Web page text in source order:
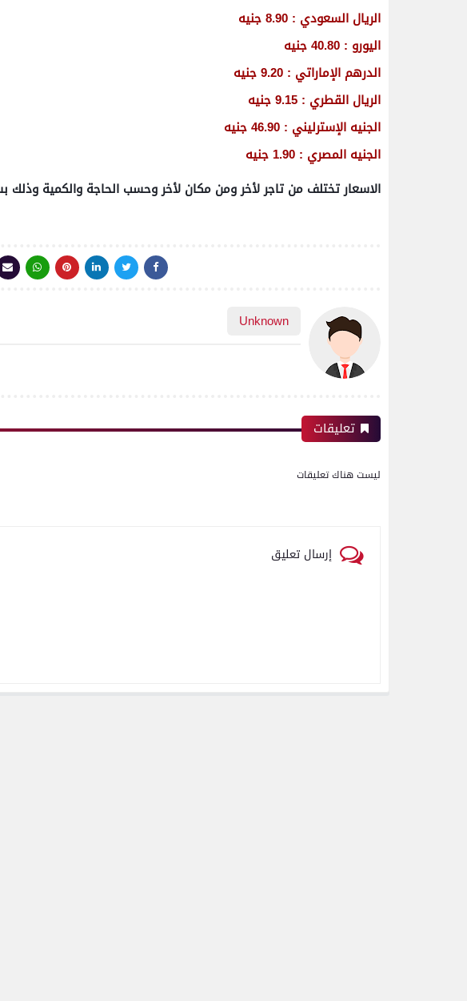
الريال السعودي : 8.90 جنيه
اليورو : 40.80 جنيه
الدرهم الإماراتي : 9.20 جنيه
الريال القطري : 9.15 جنيه
الجنيه الإسترليني : 46.90 جنيه
الجنيه المصري : 1.90 جنيه
الاسعار تختلف من تاجر لأخر ومن مكان لأخر وحسب الحاجة والكمية
Unknown
تعليقات
ليست هناك تعليقات
إرسال تعليق